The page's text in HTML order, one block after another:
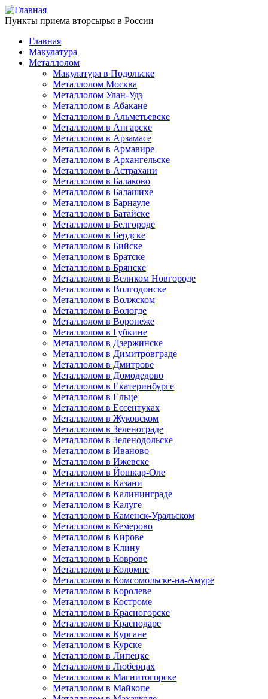
Пункты приема вторсырья в России
Главная
Макулатура
Металлолом
Макулатура в Подольске
Металлолом Москва
Металлолом Улан-Удэ
Металлолом в Абакане
Металлолом в Альметьевске
Металлолом в Ангарске
Металлолом в Арзамасе
Металлолом в Армавире
Металлолом в Архангельске
Металлолом в Астрахани
Металлолом в Балаково
Металлолом в Балашихе
Металлолом в Барнауле
Металлолом в Батайске
Металлолом в Белгороде
Металлолом в Бердске
Металлолом в Бийске
Металлолом в Братске
Металлолом в Брянске
Металлолом в Великом Новгороде
Металлолом в Волгодонске
Металлолом в Волжском
Металлолом в Вологде
Металлолом в Воронеже
Металлолом в Губкине
Металлолом в Дзержинске
Металлолом в Димитровграде
Металлолом в Дмитрове
Металлолом в Домодедово
Металлолом в Екатеринбурге
Металлолом в Ельце
Металлолом в Ессентуках
Металлолом в Жуковском
Металлолом в Зеленограде
Металлолом в Зеленодольске
Металлолом в Иваново
Металлолом в Ижевске
Металлолом в Йошкар-Оле
Металлолом в Казани
Металлолом в Калининграде
Металлолом в Калуге
Металлолом в Каменск-Уральском
Металлолом в Кемерово
Металлолом в Кирове
Металлолом в Клину
Металлолом в Коврове
Металлолом в Коломне
Металлолом в Комсомольске-на-Амуре
Металлолом в Королеве
Металлолом в Костроме
Металлолом в Красногорске
Металлолом в Краснодаре
Металлолом в Кургане
Металлолом в Курске
Металлолом в Липецке
Металлолом в Люберцах
Металлолом в Магнитогорске
Металлолом в Майкопе